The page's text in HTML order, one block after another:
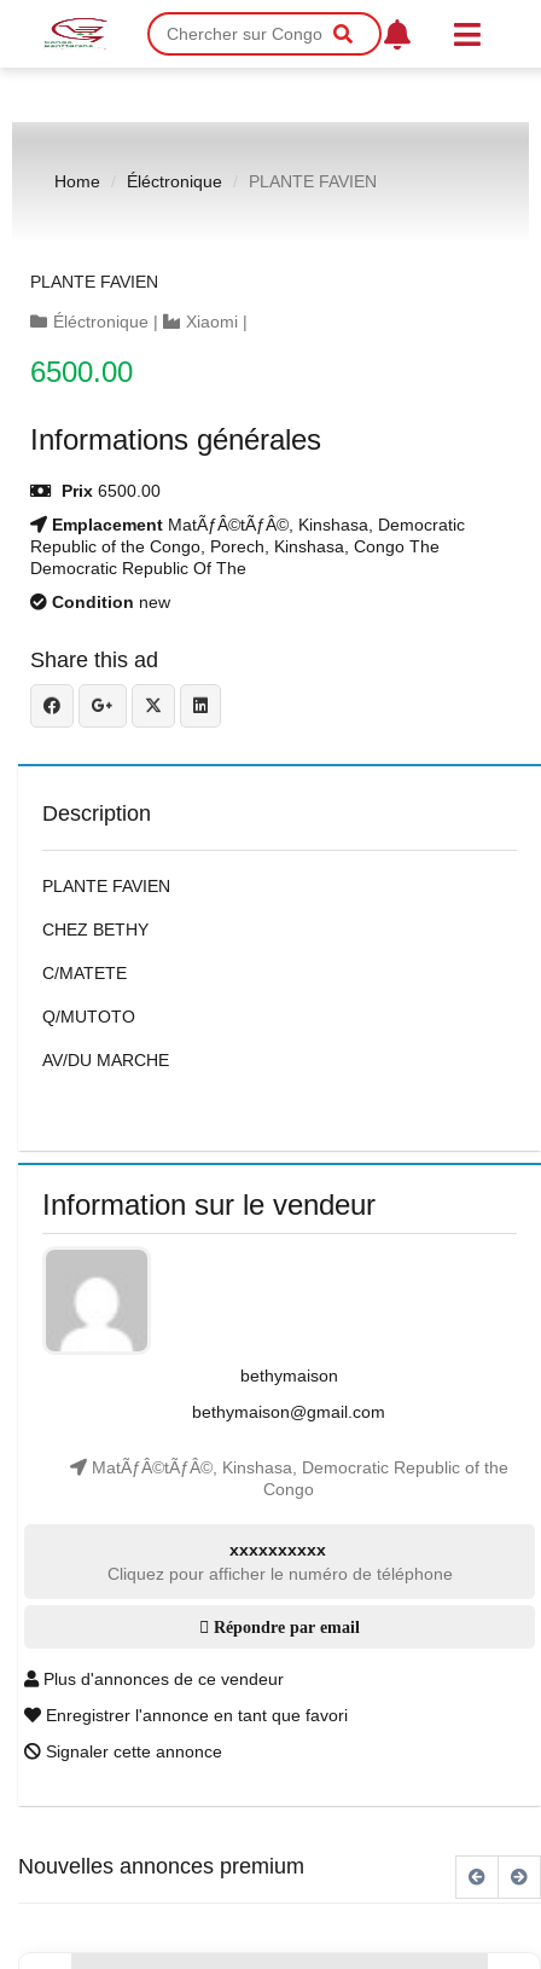
Home Éléctronique PLANTE FAVIEN
PLANTE FAVIEN
Éléctronique | Xiaomi |
6500.00
Informations générales
Prix 6500.00
Emplacement MatÃƒÂ©tÃƒÂ©, Kinshasa, Democratic
Republic of the Congo, Porech, Kinshasa, Congo The
Democratic Republic Of The
Condition new
Share this ad
Description
PLANTE FAVIEN
CHEZ BETHY
C/MATETE
Q/MUTOTO
AV/DU MARCHE
Information sur le vendeur
bethymaison
bethymaison@gmail.com
MatÃƒÂ©tÃƒÂ©, Kinshasa, Democratic Republic of the
Congo
xxxxxxxxxx
Cliquez pour afficher le numéro de téléphone
Répondre par email
Plus d'annonces de ce vendeur
Enregistrer l'annonce en tant que favori
Signaler cette annonce
Nouvelles annonces premium